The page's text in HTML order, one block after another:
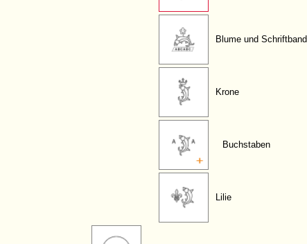
Blume und Schriftband
Krone
Buchstaben
Lilie